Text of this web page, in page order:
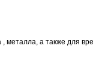
металла, а также для